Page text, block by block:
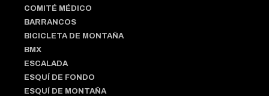
COMITÉ MÉDICO
BARRANCOS
BICICLETA DE MONTAÑA
BMX
ESCALADA
ESQUÍ DE FONDO
ESQUÍ DE MONTAÑA